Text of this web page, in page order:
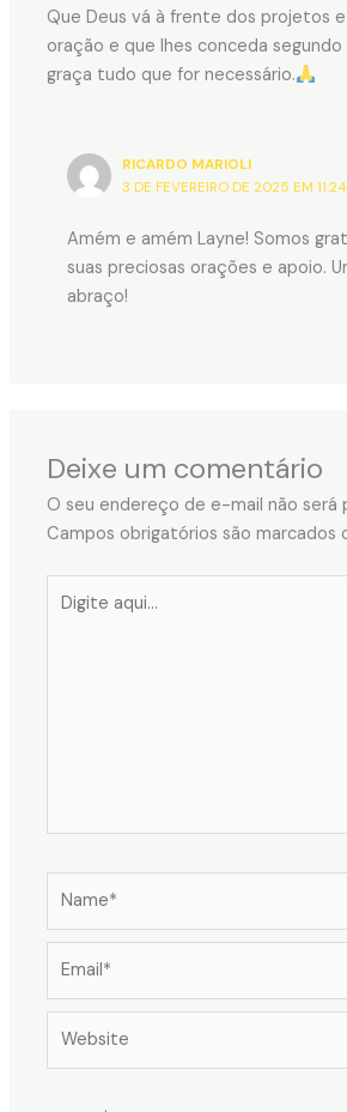
Que Deus vá à frente dos projetos
oração e que lhes conceda
graça tudo que for necessário.
RICARDO MARIOLI
3 DE FEVEREIRO DE 2025 EM 11:24
Amém e amém Layne! Somos
suas preciosas orações e apoio.
abraço!
Deixe um comentário
O seu endereço de e-mail não será
Campos obrigatórios são marcados
aqui...